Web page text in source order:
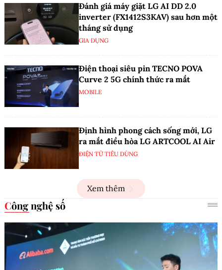
Đánh giá máy giặt LG AI DD 2.0
inverter (FX1412S3KAV) sau hơn một
tháng sử dụng
GIA DỤNG
Điện thoại siêu pin TECNO POVA
Curve 2 5G chính thức ra mắt
MOBILE
Định hình phong cách sống mới, LG
ra mắt điều hòa LG ARTCOOL AI Air
ĐIỆN TỬ TIÊU DÙNG
Xem thêm
Công nghệ số